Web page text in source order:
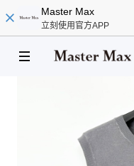
Master Max
立刻使用官方APP